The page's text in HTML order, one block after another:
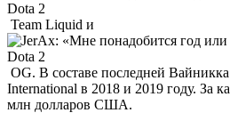
Team Liquid и
OG. В составе последней
International в 2018 и 2019 году. За
млн долларов США.